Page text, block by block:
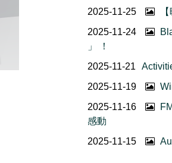
2025-11-25
2025-11-24
」 ！
2025-11-21
2025-11-19
2025-11-16
感動
2025-11-15